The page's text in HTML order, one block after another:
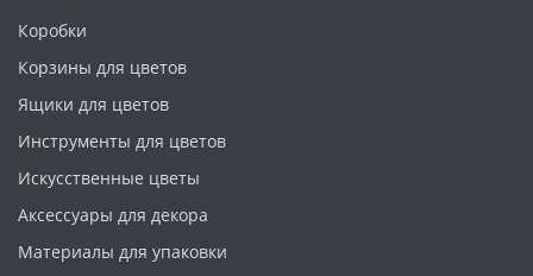
Коробки
Корзины для цветов
Ящики для цветов
Инструменты для цветов
Искусственные цветы
Аксессуары для декора
Материалы для упаковки